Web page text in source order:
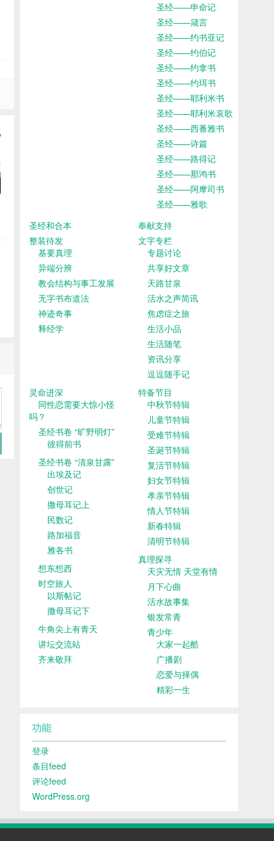
圣经——申命记
圣经——箴言
圣经——约书亚记
圣经——约伯记
圣经——约拿书
圣经——约珥书
圣经——耶利米书
圣经——耶利米哀歌
圣经——西番雅书
圣经——诗篇
圣经——路得记
圣经——那鸿书
圣经——阿摩司书
圣经——雅歌
圣经和合本
奉献支持
整装待发
基要真理
异端分辨
教会结构与事工发展
无字书布道法
神迹奇事
释经学
文字专栏
专题讨论
共享好文章
天路甘泉
活水之声简讯
焦虑症之旅
生活小品
生活随笔
资讯分享
逗逗随手记
灵命进深
同性恋需要大惊小怪
吗？
圣经书卷 “旷野明灯”
彼得前书
圣经书卷 “清泉甘露”
出埃及记
创世记
撒母耳记上
民数记
路加福音
雅各书
想东想西
时空旅人
以斯帖记
撒母耳记下
牛角尖上有青天
讲坛交流站
齐来敬拜
特备节目
中秋节特辑
儿童节特辑
受难节特辑
圣诞节特辑
复活节特辑
妇女节特辑
孝亲节特辑
情人节特辑
新春特辑
清明节特辑
真理探寻
天灾无情 天堂有情
月下心曲
活水故事集
银发常青
青少年
大家一起酷
广播剧
恋爱与择偶
精彩一生
功能
登录
条目feed
评论feed
WordPress.org